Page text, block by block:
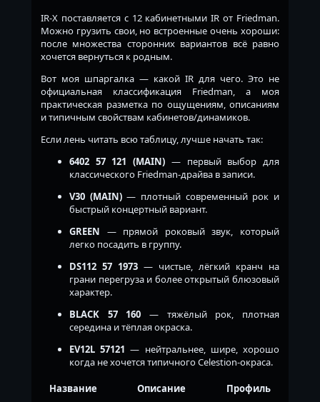
IR-X поставляется с 12 кабинетными IR от Friedman.
Можно грузить свои, но встроенные очень хороши:
после множества сторонних вариантов всё равно
хочется вернуться к родным.
Вот моя шпаргалка — какой IR для чего. Это не
официальная классификация Friedman, а моя
практическая разметка по ощущениям, описаниям
и типичным свойствам кабинетов/динамиков.
Если лень читать всю таблицу, лучше начать так:
6402 57 121 (MAIN) — первый выбор для
классического Friedman-драйва в записи.
V30 (MAIN)— плотный современный рок и
быстрый концертный вариант.
GREEN — прямой роковый звук, который
легко посадить в группу.
DS112 57 1973 — чистые, лёгкий кранч на
грани перегруза и более открытый блюзовый
характер.
BLACK 57 160 — тяжёлый рок, плотная
середина и тёплая окраска.
EV12L 57121 — нейтральнее, шире, хорошо
когда не хочется типичного Celestion-окраса.
Название Описание Профиль